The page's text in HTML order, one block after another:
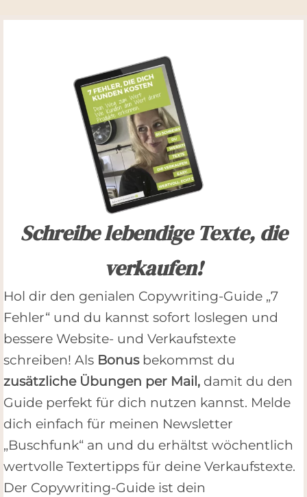
Schreibe lebendige Texte, die
verkaufen!
Hol dir den genialen Copywriting-Guide „7
Fehler“ und du kannst sofort loslegen und
bessere Website- und Verkaufstexte
schreiben! Als Bonus bekommst du
zusätzliche Übungen per Mail, damit du den
Guide perfekt für dich nutzen kannst. Melde
dich einfach für meinen Newsletter
„Buschfunk“ an und du erhältst wöchentlich
wertvolle Textertipps für deine Verkaufstexte.
Der Copywriting-Guide ist dein